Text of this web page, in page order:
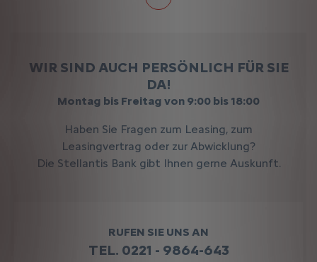
WIR SIND AUCH PERSÖNLICH FÜR SIE
DA!
Montag bis Freitag von 9:00 bis 18:00
Haben Sie Fragen zum Leasing, zum
Leasingvertrag oder zur Abwicklung?
Die Stellantis Bank gibt Ihnen gerne Auskunft.
RUFEN SIE UNS AN
TEL. 0221 - 9864-643